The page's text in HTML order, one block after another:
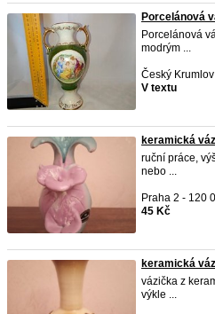
Porcelánová
Porcelánová
modrým ...
Český
V textu
keramická
ruční práce,
nebo ...
Praha 2 - 120
45 Kč
keramická
vázička z
výkle ...